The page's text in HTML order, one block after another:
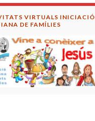
VIRTUALS INICIACIÓ
DE FAMÍLIES